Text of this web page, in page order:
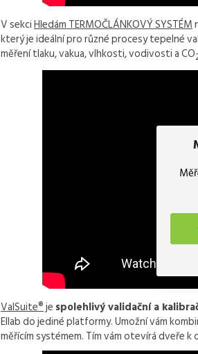
V sekciHledám TERMOČLÁNKOVÝ SYSTÉM
který je ideální pro různé procesy tepelné
měření tlaku, vakua, vlhkosti, vodivosti a CO
ValSuite®je spolehlivý validační a
Ellab do jediné platformy. Umožní vám
měřícím systémem. Tím vám otevírá dveře